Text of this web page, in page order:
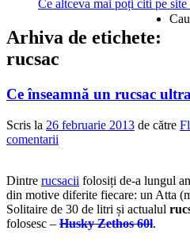
Ce altceva mai poți citi pe site
Arhiva de etichete:
rucsac
Ce înseamnă un rucsac
Scris la 26 februarie 2013 de către
comentarii
Dintre rucsacii folosiți de-a lungul
din motive diferite fiecare: un Atta
Solitaire de 30 de litri și actualul
folosesc – Husky Zethos 60l.